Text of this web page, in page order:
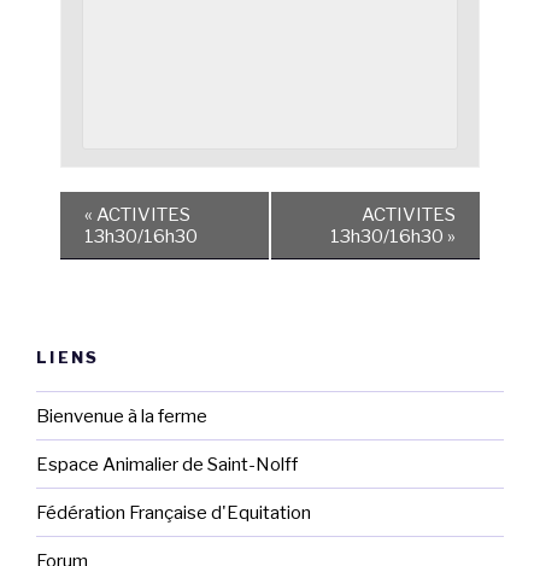
« ACTIVITES
13h30/16h30
ACTIVITES
13h30/16h30 »
LIENS
Bienvenue à la ferme
Espace Animalier de Saint-Nolff
Fédération Française d'Equitation
Forum